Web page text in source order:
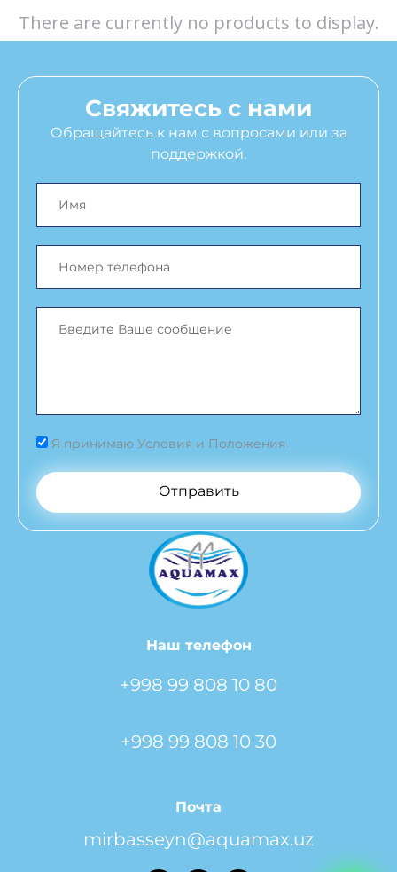
There are currently no products to display.
Свяжитесь с нами
Обращайтесь к нам с вопросами или за
поддержкой.
Я принимаю Условия и Положения
Отправить
Наш телефон
+998 99 808 10 80
+998 99 808 10 30
Почта
mirbasseyn@aquamax.uz